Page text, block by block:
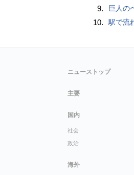
9. 巨人の
10. 駅で流
ニューストップ
主要
国内
社会
政治
海外